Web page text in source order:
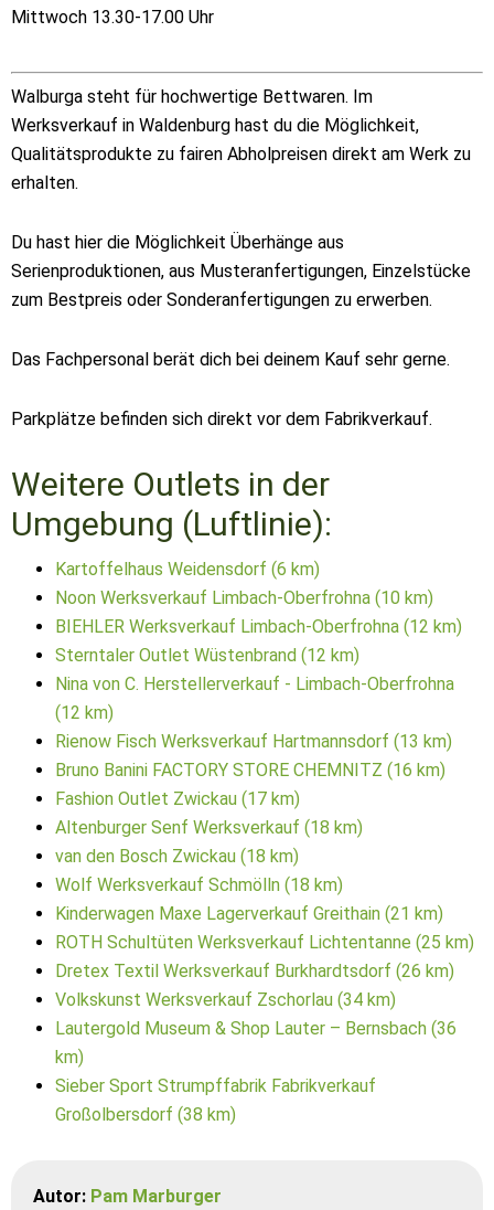
Mittwoch 13.30-17.00 Uhr
Walburga steht für hochwertige Bettwaren. Im
Werksverkauf in Waldenburg hast du die Möglichkeit,
Qualitätsprodukte zu fairen Abholpreisen direkt am Werk zu
erhalten.
Du hast hier die Möglichkeit Überhänge aus
Serienproduktionen, aus Musteranfertigungen, Einzelstücke
zum Bestpreis oder Sonderanfertigungen zu erwerben.
Das Fachpersonal berät dich bei deinem Kauf sehr gerne.
Parkplätze befinden sich direkt vor dem Fabrikverkauf.
Weitere Outlets in der
Umgebung (Luftlinie):
Kartoffelhaus Weidensdorf (6 km)
Noon Werksverkauf Limbach-Oberfrohna (10 km)
BIEHLER Werksverkauf Limbach-Oberfrohna (12 km)
Sterntaler Outlet Wüstenbrand (12 km)
Nina von C. Herstellerverkauf - Limbach-Oberfrohna
(12 km)
Rienow Fisch Werksverkauf Hartmannsdorf (13 km)
Bruno Banini FACTORY STORE CHEMNITZ (16 km)
Fashion Outlet Zwickau (17 km)
Altenburger Senf Werksverkauf (18 km)
van den Bosch Zwickau (18 km)
Wolf Werksverkauf Schmölln (18 km)
Kinderwagen Maxe Lagerverkauf Greithain (21 km)
ROTH Schultüten Werksverkauf Lichtentanne (25 km)
Dretex Textil Werksverkauf Burkhardtsdorf (26 km)
Volkskunst Werksverkauf Zschorlau (34 km)
Lautergold Museum & Shop Lauter – Bernsbach (36
km)
Sieber Sport Strumpffabrik Fabrikverkauf
Großolbersdorf (38 km)
Autor: Pam Marburger